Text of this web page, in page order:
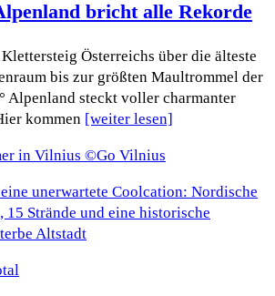
bricht alle Rekorde
Österreichs über die älteste
bis zur größten Maultrommel der
Alpenland steckt voller charmanter
kommen [weiter lesen]
unerwartete Coolcation: Nordische
15 Strände und eine historische
Altstadt